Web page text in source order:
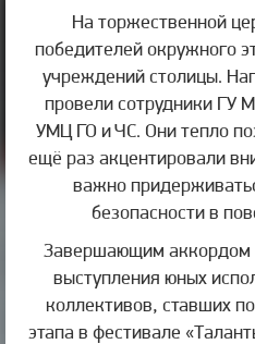
На торжественной
победителей окружного
учреждений столицы.
провели сотрудники ГУ
УМЦ ГО и ЧС. Они тепло
ещё раз акцентировали
важно
безопасности в
Завершающим аккордом
выступления юных
коллективов, ставших
этапа в фестивале